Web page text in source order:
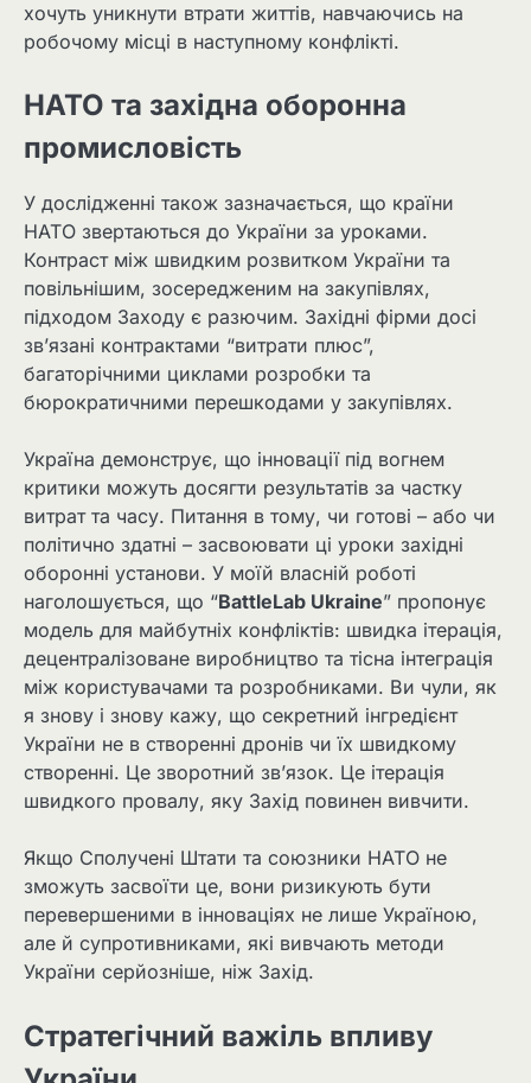
хочуть уникнути втрати життів, навчаючись на
робочому місці в наступному конфлікті.
НАТО та західна оборонна
промисловість
У дослідженні також зазначається, що країни
НАТО звертаються до України за уроками.
Контраст між швидким розвитком України та
повільнішим, зосередженим на закупівлях,
підходом Заходу є разючим. Західні фірми досі
зв’язані контрактами “витрати плюс”,
багаторічними циклами розробки та
бюрократичними перешкодами у закупівлях.
Україна демонструє, що інновації під вогнем
критики можуть досягти результатів за частку
витрат та часу. Питання в тому, чи готові – або чи
політично здатні – засвоювати ці уроки західні
оборонні установи. У моїй власній роботі
наголошується, що “BattleLab Ukraine” пропонує
модель для майбутніх конфліктів: швидка ітерація,
децентралізоване виробництво та тісна інтеграція
між користувачами та розробниками. Ви чули, як
я знову і знову кажу, що секретний інгредієнт
України не в створенні дронів чи їх швидкому
створенні. Це зворотний зв’язок. Це ітерація
швидкого провалу, яку Захід повинен вивчити.
Якщо Сполучені Штати та союзники НАТО не
зможуть засвоїти це, вони ризикують бути
перевершеними в інноваціях не лише Україною,
але й супротивниками, які вивчають методи
України серйозніше, ніж Захід.
Стратегічний важіль впливу